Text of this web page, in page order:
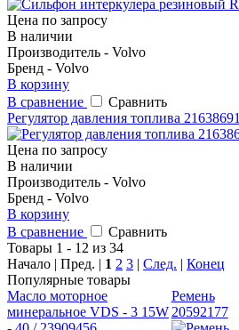
Цена по запросу
В наличии
Производитель - Volvo
Бренд - Volvo
В корзину
В сравнение
Сравнить
Регулятор давления топлива 21638691
Цена по запросу
В наличии
Производитель - Volvo
Бренд - Volvo
В корзину
В сравнение
Сравнить
Товары 1 - 12 из 34
Начало | Пред. | 1 2 3 | След. | Конец
Популярные товары
Масло моторное
минеральное VDS - 3 15W
Ремень
20592177